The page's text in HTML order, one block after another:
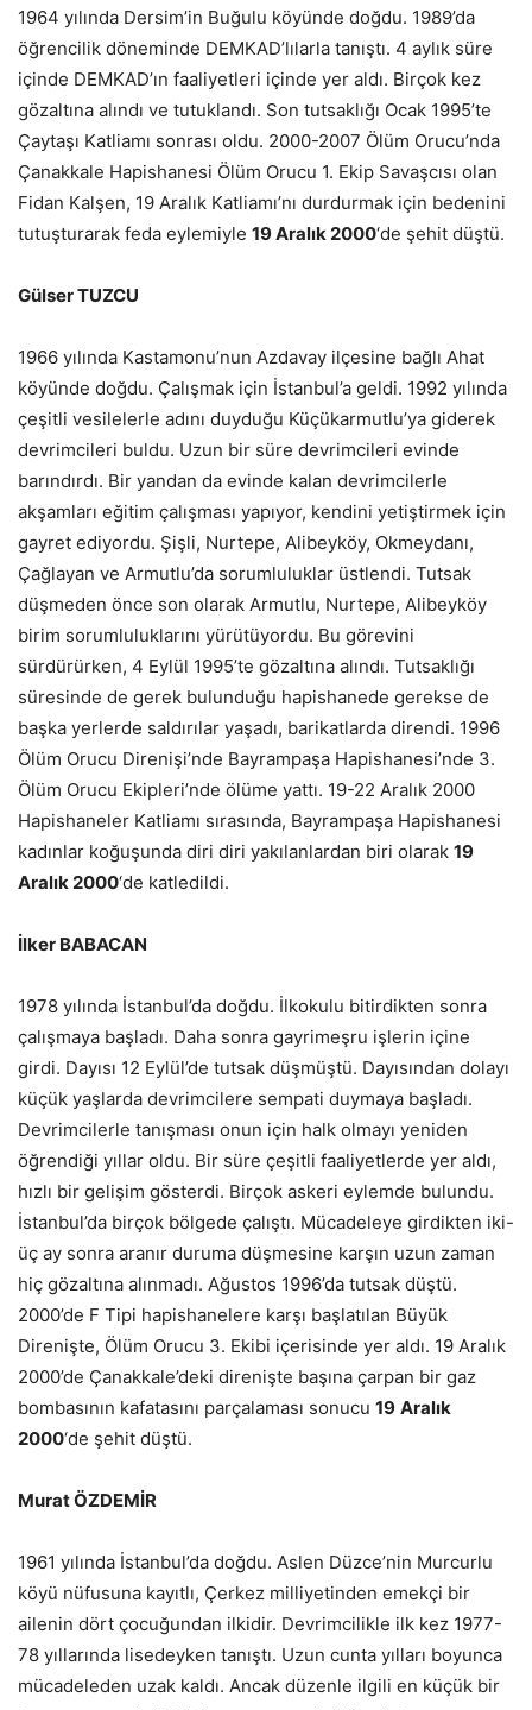
1964 yılında Dersim’in Buğulu köyünde doğdu. 1989’da
öğrencilik döneminde DEMKAD’lılarla tanıştı. 4 aylık süre
içinde DEMKAD’ın faaliyetleri içinde yer aldı. Birçok kez
gözaltına alındı ve tutuklandı. Son tutsaklığı Ocak 1995’te
Çaytaşı Katliamı sonrası oldu. 2000-2007 Ölüm Orucu’nda
Çanakkale Hapishanesi Ölüm Orucu 1. Ekip Savaşcısı olan
Fidan Kalşen, 19 Aralık Katliamı’nı durdurmak için bedenini
tutuşturarak feda eylemiyle 19 Aralık 2000‘de şehit düştü.
Gülser TUZCU
1966 yılında Kastamonu’nun Azdavay ilçesine bağlı Ahat
köyünde doğdu. Çalışmak için İstanbul’a geldi. 1992 yılında
çeşitli vesilelerle adını duyduğu Küçükarmutlu’ya giderek
devrimcileri buldu. Uzun bir süre devrimcileri evinde
barındırdı. Bir yandan da evinde kalan devrimcilerle
akşamları eğitim çalışması yapıyor, kendini yetiştirmek için
gayret ediyordu. Şişli, Nurtepe, Alibeyköy, Okmeydanı,
Çağlayan ve Armutlu’da sorumluluklar üstlendi. Tutsak
düşmeden önce son olarak Armutlu, Nurtepe, Alibeyköy
birim sorumluluklarını yürütüyordu. Bu görevini
sürdürürken, 4 Eylül 1995’te gözaltına alındı. Tutsaklığı
süresinde de gerek bulunduğu hapishanede gerekse de
başka yerlerde saldırılar yaşadı, barikatlarda direndi. 1996
Ölüm Orucu Direnişi’nde Bayrampaşa Hapishanesi’nde 3.
Ölüm Orucu Ekipleri’nde ölüme yattı. 19-22 Aralık 2000
Hapishaneler Katliamı sırasında, Bayrampaşa Hapishanesi
kadınlar koğuşunda diri diri yakılanlardan biri olarak 19
Aralık 2000‘de katledildi.
İlker BABACAN
1978 yılında İstanbul’da doğdu. İlkokulu bitirdikten sonra
çalışmaya başladı. Daha sonra gayrimeşru işlerin içine
girdi. Dayısı 12 Eylül’de tutsak düşmüştü. Dayısından dolayı
küçük yaşlarda devrimcilere sempati duymaya başladı.
Devrimcilerle tanışması onun için halk olmayı yeniden
öğrendiği yıllar oldu. Bir süre çeşitli faaliyetlerde yer aldı,
hızlı bir gelişim gösterdi. Birçok askeri eylemde bulundu.
İstanbul’da birçok bölgede çalıştı. Mücadeleye girdikten iki-
üç ay sonra aranır duruma düşmesine karşın uzun zaman
hiç gözaltına alınmadı. Ağustos 1996’da tutsak düştü.
2000’de F Tipi hapishanelere karşı başlatılan Büyük
Direnişte, Ölüm Orucu 3. Ekibi içerisinde yer aldı. 19 Aralık
2000’de Çanakkale’deki direnişte başına çarpan bir gaz
bombasının kafatasını parçalaması sonucu 19 Aralık
2000‘de şehit düştü.
Murat ÖZDEMİR
1961 yılında İstanbul’da doğdu. Aslen Düzce’nin Murcurlu
köyü nüfusuna kayıtlı, Çerkez milliyetinden emekçi bir
ailenin dört çocuğundan ilkidir. Devrimcilikle ilk kez 1977-
78 yıllarında lisedeyken tanıştı. Uzun cunta yılları boyunca
mücadeleden uzak kaldı. Ancak düzenle ilgili en küçük bir